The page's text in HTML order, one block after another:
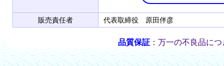
販売責任者 代表取締役 原田伴彦
品質保証 ：万一の不良品に